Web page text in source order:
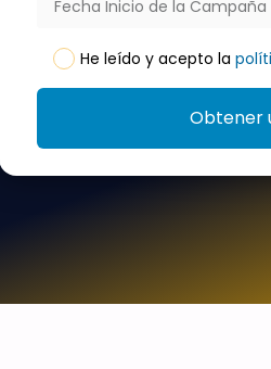
He leído y acepto la
Obtener